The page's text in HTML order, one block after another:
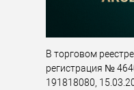
В торговом
регистрация №
191818080,